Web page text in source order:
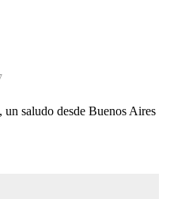
saludo desde Buenos Aires